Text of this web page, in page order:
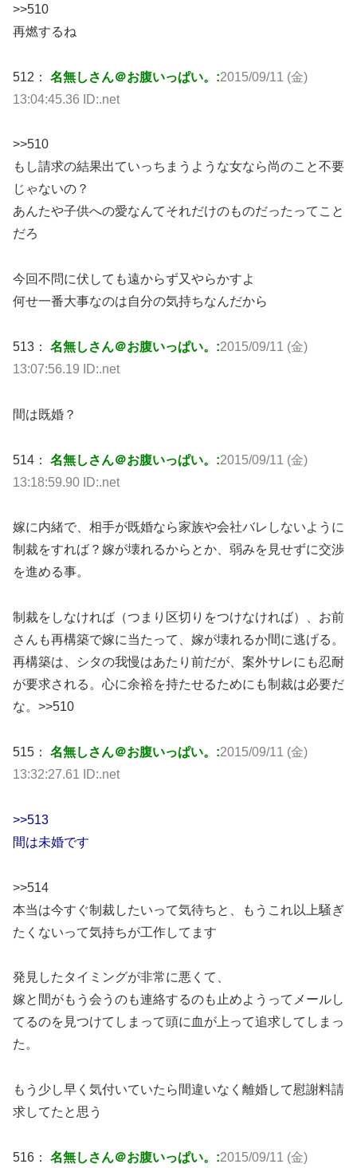
>>510
再燃するね
512： 名無しさん＠お腹いっぱい。:2015/09/11 (金)
13:04:45.36 ID:.net
>>510
もし請求の結果出ていっちまうような女なら尚のこと不要
じゃないの？
あんたや子供への愛なんてそれだけのものだったってこと
だろ
今回不問に伏しても遠からず又やらかすよ
何せ一番大事なのは自分の気持ちなんだから
513： 名無しさん＠お腹いっぱい。:2015/09/11 (金)
13:07:56.19 ID:.net
間は既婚？
514： 名無しさん＠お腹いっぱい。:2015/09/11 (金)
13:18:59.90 ID:.net
嫁に内緒で、相手が既婚なら家族や会社バレしないように
制裁をすれば？嫁が壊れるからとか、弱みを見せずに交渉
を進める事。
制裁をしなければ（つまり区切りをつけなければ）、お前
さんも再構築で嫁に当たって、嫁が壊れるか間に逃げる。
再構築は、シタの我慢はあたり前だが、案外サレにも忍耐
が要求される。心に余裕を持たせるためにも制裁は必要だ
な。>>510
515： 名無しさん＠お腹いっぱい。:2015/09/11 (金)
13:32:27.61 ID:.net
>>513
間は未婚です
>>514
本当は今すぐ制裁したいって気待ちと、もうこれ以上騒ぎ
たくないって気持ちが工作してます
発見したタイミングが非常に悪くて、
嫁と間がもう会うのも連絡するのも止めようってメールし
てるのを見つけてしまって頭に血が上って追求してしまっ
た。
もう少し早く気付いていたら間違いなく離婚して慰謝料請
求してたと思う
516： 名無しさん＠お腹いっぱい。:2015/09/11 (金)